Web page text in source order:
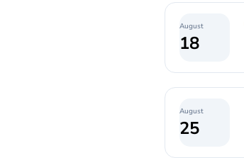
August
18
August
25